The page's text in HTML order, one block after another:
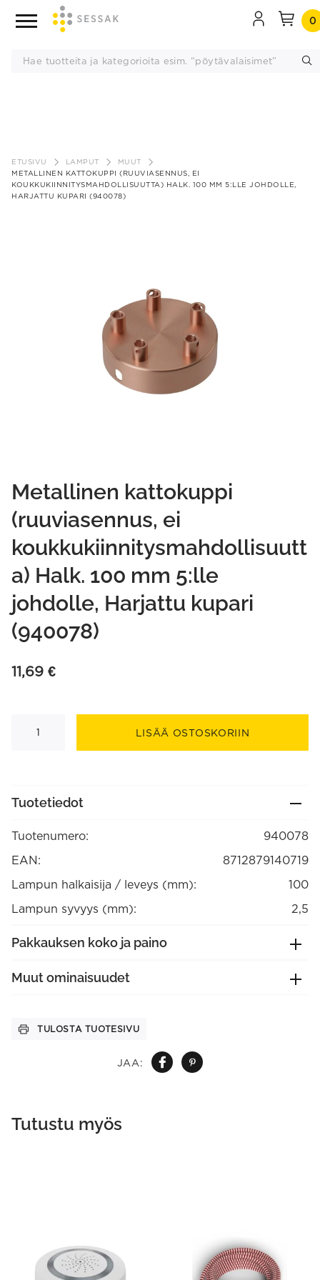
sisältöön
0
ETUSIVU LAMPUT
MUUT
METALLINEN KATTOKUPPI (RUUVIASENNUS, EI
KOUKKUKIINNITYSMAHDOLLISUUTTA) HALK. 100 MM 5:LLE JOHDOLLE,
HARJATTU KUPARI (940078)
JAA:
Metallinen kattokuppi
(ruuviasennus, ei
koukkukiinnitysmahdollisuutt
a) Halk. 100 mm 5:lle
johdolle, Harjattu kupari
(940078)
11,69 €
kattokuppi
5:lle
kupari
määrä
LISÄÄ OSTOSKORIIN
Tuotetiedot
Tuotenumero:
940078
EAN:
8712879140719
Lampun halkaisija / leveys (mm):
100
Lampun syvyys (mm):
2,5
Pakkauksen koko ja paino
Muut ominaisuudet
TULOSTA TUOTESIVU
Tutustu myös